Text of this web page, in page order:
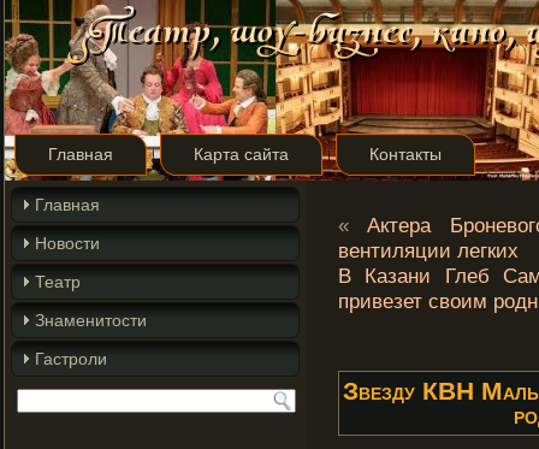
Главная Карта сайта Контакты
Главная
Новости
Театр
Знаменитости
Гастроли
«Актера
вентиляции легких
В Казани Глеб
привезет своим
Звезду КВН